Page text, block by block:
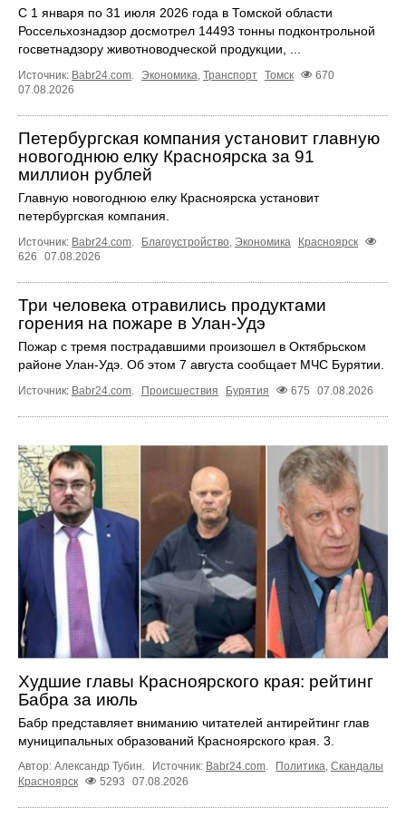
С 1 января по 31 июля 2026 года в Томской области
Россельхознадзор досмотрел 14493 тонны подконтрольной
госветнадзору животноводческой продукции, ...
Источник: Babr24.com. Экономика, Транспорт Томск
670
07.08.2026
Петербургская компания установит главную
новогоднюю елку Красноярска за 91
миллион рублей
Главную новогоднюю елку Красноярска установит
петербургская компания.
Источник: Babr24.com. Благоустройство, Экономика
Красноярск
626
07.08.2026
Три человека отравились продуктами
горения на пожаре в Улан-Удэ
Пожар с тремя пострадавшими произошел в Октябрьском
районе Улан-Удэ. Об этом 7 августа сообщает МЧС Бурятии.
Источник: Babr24.com. Происшествия Бурятия 675 07.08.2026
Худшие главы Красноярского края: рейтинг
Бабра за июль
Бабр представляет вниманию читателей антирейтинг глав
муниципальных образований Красноярского края. 3.
Автор: Александр Тубин. Источник: Babr24.com. Политика, Скандалы
Красноярск
5293 07.08.2026